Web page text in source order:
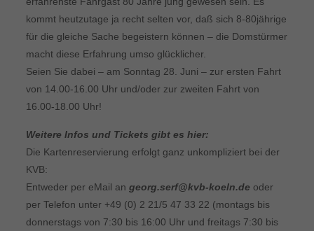
kommt heutzutage ja recht selten vor, daß sich 8-80jährige
für die gleiche Sache begeistern können – die Domstürmer
macht diese Erfahrung umso glücklicher.
Seien Sie dabei – am Sonntag 28. Juni – zur ersten Fahrt
von 14.00-16.00 Uhr und/oder zur zweiten Fahrt von
16.00-18.00 Uhr!
Weitere Infos und Tickets gibt es hier:
Die Kartenreservierung erfolgt ganz unkompliziert bei der
KVB:
Entweder per eMail an georg.serf@kvb-koeln.de oder
per Telefon unter +49 (0) 2 21/5 47 33 22 (montags bis
donnerstags von 7:30 bis 16:00 Uhr und freitags 7:30 bis